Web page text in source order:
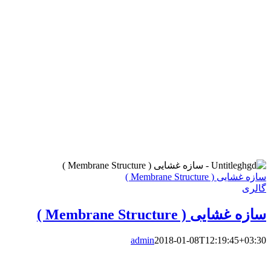
‌سازه‌ غشایی ( Membrane Structure )
گالری
‌سازه‌ غشایی ( Membrane Structure )
admin2018-01-08T12:19:45+03:30